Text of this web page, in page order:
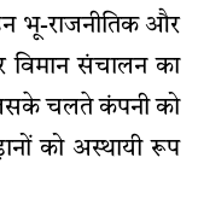
भू-राजनीतिक और
विमान संचालन का
चलते कंपनी को
को अस्थायी रूप